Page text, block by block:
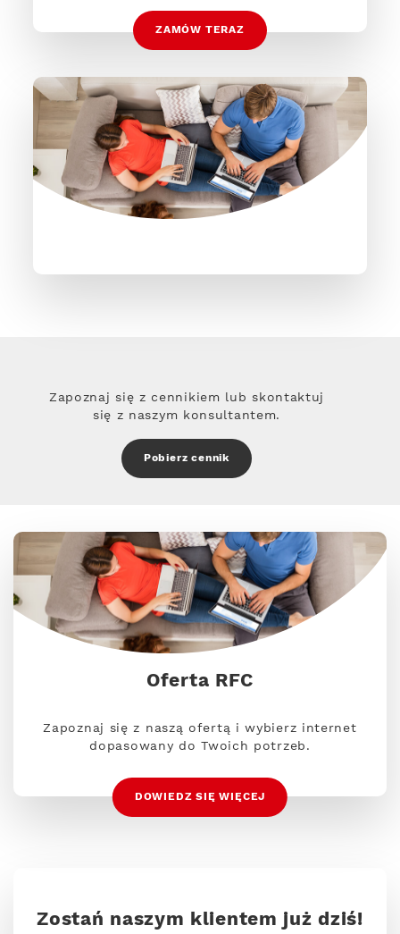
ZAMÓW TERAZ
Zapoznaj się z cennikiem lub skontaktuj
się z naszym konsultantem.
Pobierz cennik
Oferta RFC
Zapoznaj się z naszą ofertą i wybierz internet
dopasowany do Twoich potrzeb.
DOWIEDZ SIĘ WIĘCEJ
Zostań naszym klientem już dziś!